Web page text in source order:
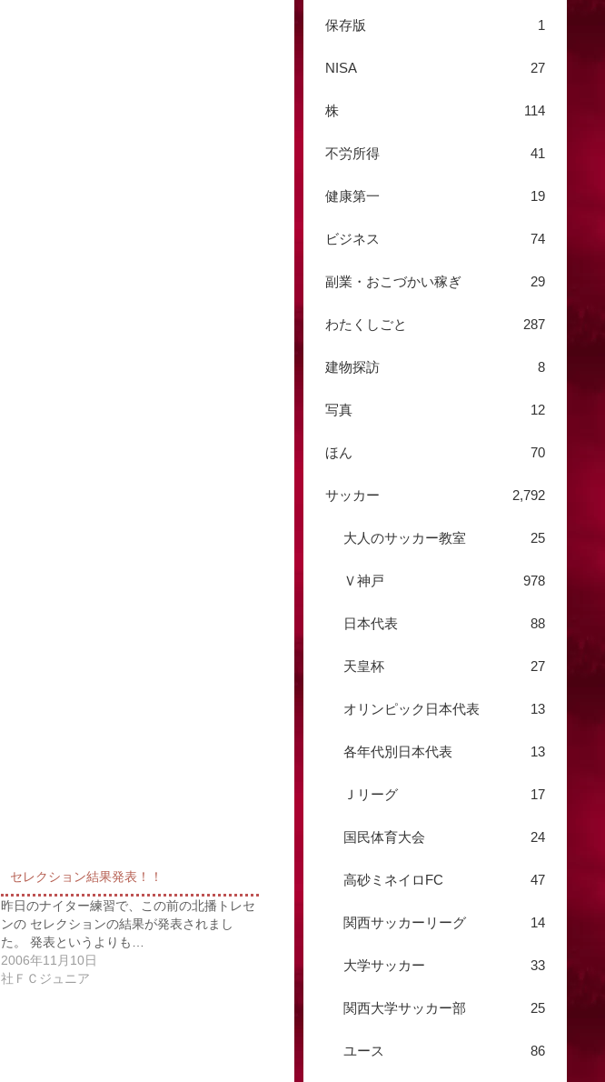
セレクション結果発表！！
昨日のナイター練習で、この前の北播トレセ
ンの セレクションの結果が発表されまし
た。 発表というよりも…
2006年11月10日
社ＦＣジュニア
保存版 1
NISA 27
株 114
不労所得 41
健康第一 19
ビジネス 74
副業・おこづかい稼ぎ 29
わたくしごと 287
建物探訪 8
写真 12
ほん 70
サッカー 2,792
大人のサッカー教室 25
Ｖ神戸 978
日本代表 88
天皇杯 27
オリンピック日本代表 13
各年代別日本代表 13
Ｊリーグ 17
国民体育大会 24
高砂ミネイロFC 47
関西サッカーリーグ 14
大学サッカー 33
関西大学サッカー部 25
ユース 86